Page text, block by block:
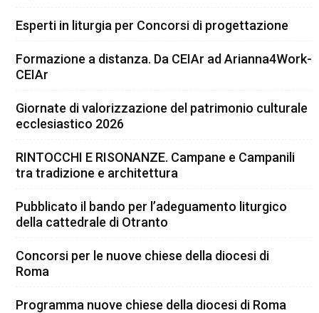
Esperti in liturgia per Concorsi di progettazione
Formazione a distanza. Da CEIAr ad Arianna4Work-
CEIAr
Giornate di valorizzazione del patrimonio culturale
ecclesiastico 2026
RINTOCCHI E RISONANZE. Campane e Campanili
tra tradizione e architettura
Pubblicato il bando per l’adeguamento liturgico
della cattedrale di Otranto
Concorsi per le nuove chiese della diocesi di
Roma
Programma nuove chiese della diocesi di Roma